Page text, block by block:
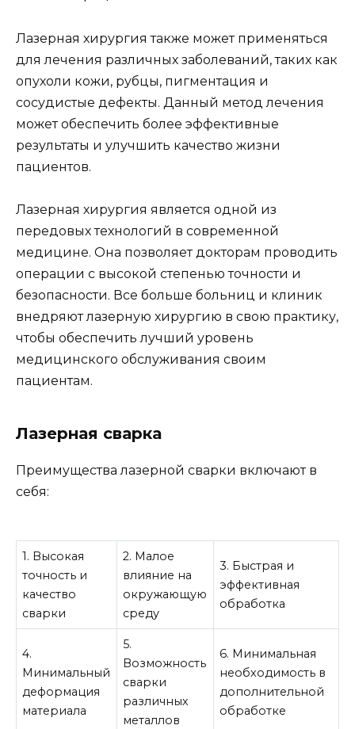
Лазерная хирургия также может применяться
для лечения различных заболеваний, таких как
опухоли кожи, рубцы, пигментация и
сосудистые дефекты. Данный метод лечения
может обеспечить более эффективные
результаты и улучшить качество жизни
пациентов.
Лазерная хирургия является одной из
передовых технологий в современной
медицине. Она позволяет докторам проводить
операции с высокой степенью точности и
безопасности. Все больше больниц и клиник
внедряют лазерную хирургию в свою практику,
чтобы обеспечить лучший уровень
медицинского обслуживания своим
пациентам.
Лазерная сварка
Преимущества лазерной сварки включают в
себя:
1. Высокая
точность и
качество
сварки
2. Малое
влияние на
окружающую
среду
3. Быстрая и
эффективная
обработка
4.
Минимальный
деформация
материала
5.
Возможность
сварки
различных
металлов
6. Минимальная
необходимость в
дополнительной
обработке